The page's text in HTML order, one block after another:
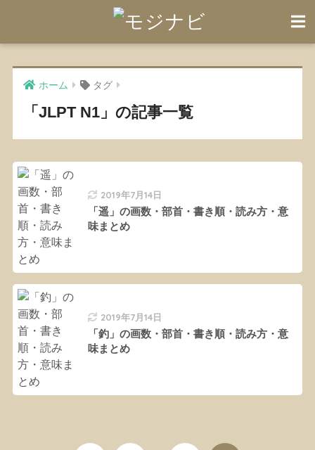
ホーム タグ
「JLPT N1」の記事一覧
2019年7月14日
「遥」の画数・部首・書き順・読み方・意
味まとめ
2019年7月14日
「釣」の画数・部首・書き順・読み方・意
味まとめ